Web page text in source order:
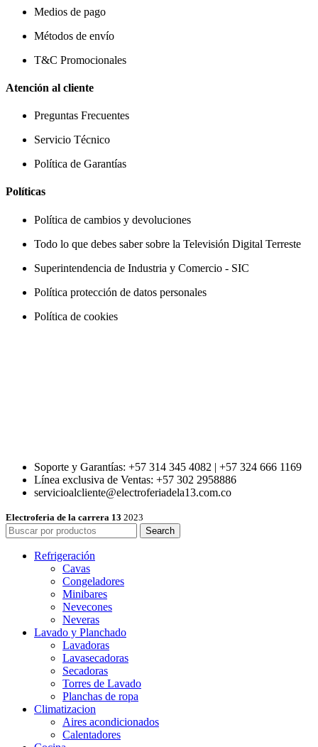
Medios de pago
Métodos de envío
T&C Promocionales
Atención al cliente
Preguntas Frecuentes
Servicio Técnico
Política de Garantías
Políticas
Política de cambios y devoluciones
Todo lo que debes saber sobre la Televisión Digital Terreste
Superintendencia de Industria y Comercio - SIC
Política protección de datos personales
Política de cookies
Soporte y Garantías: +57 314 345 4082 | +57 324 666 1169
Línea exclusiva de Ventas: +57 302 2958886
servicioalcliente@electroferiadela13.com.co
Electroferia de la carrera 13 2023
Search
Refrigeración
Cavas
Congeladores
Minibares
Nevecones
Neveras
Lavado y Planchado
Lavadoras
Lavasecadoras
Secadoras
Torres de Lavado
Planchas de ropa
Climatizacion
Aires acondicionados
Calentadores